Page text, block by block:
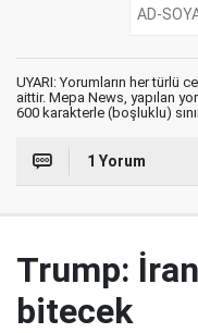
UYARI: Yorumların her türlü
aittir. Mepa News, yapılan
600 karakterle (boşluklu)
1 Yorum
Trump:
bitecek